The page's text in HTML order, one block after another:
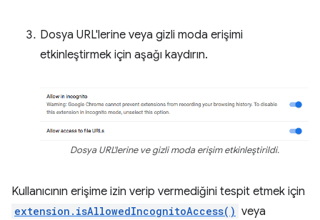
Dosya URL'lerine veya gizli moda erişimi
etkinleştirmek için aşağı kaydırın.
Dosya URL'lerine ve gizli moda erişim etkinleştirildi.
Kullanıcının erişime izin verip vermediğini tespit etmek için
extension.isAllowedIncognitoAccess() veya